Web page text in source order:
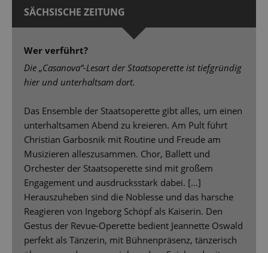
SÄCHSISCHE ZEITUNG
Wer verführt?
Die „Casanova“-Lesart der Staatsoperette ist tiefgründig
hier und unterhaltsam dort.
Das Ensemble der Staatsoperette gibt alles, um einen
unterhaltsamen Abend zu kreieren. Am Pult führt
Christian Garbosnik mit Routine und Freude am
Musizieren alleszusammen. Chor, Ballett und
Orchester der Staatsoperette sind mit großem
Engagement und ausdrucksstark dabei. […]
Herauszuheben sind die Noblesse und das harsche
Reagieren von Ingeborg Schöpf als Kaiserin. Den
Gestus der Revue-Operette bedient Jeannette Oswald
perfekt als Tänzerin, mit Bühnenpräsenz, tänzerisch